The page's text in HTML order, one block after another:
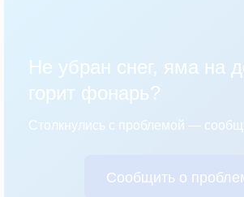
Не убран снег, яма на
горит фонарь?
Столкнулись с проблемой —
Сообщить о